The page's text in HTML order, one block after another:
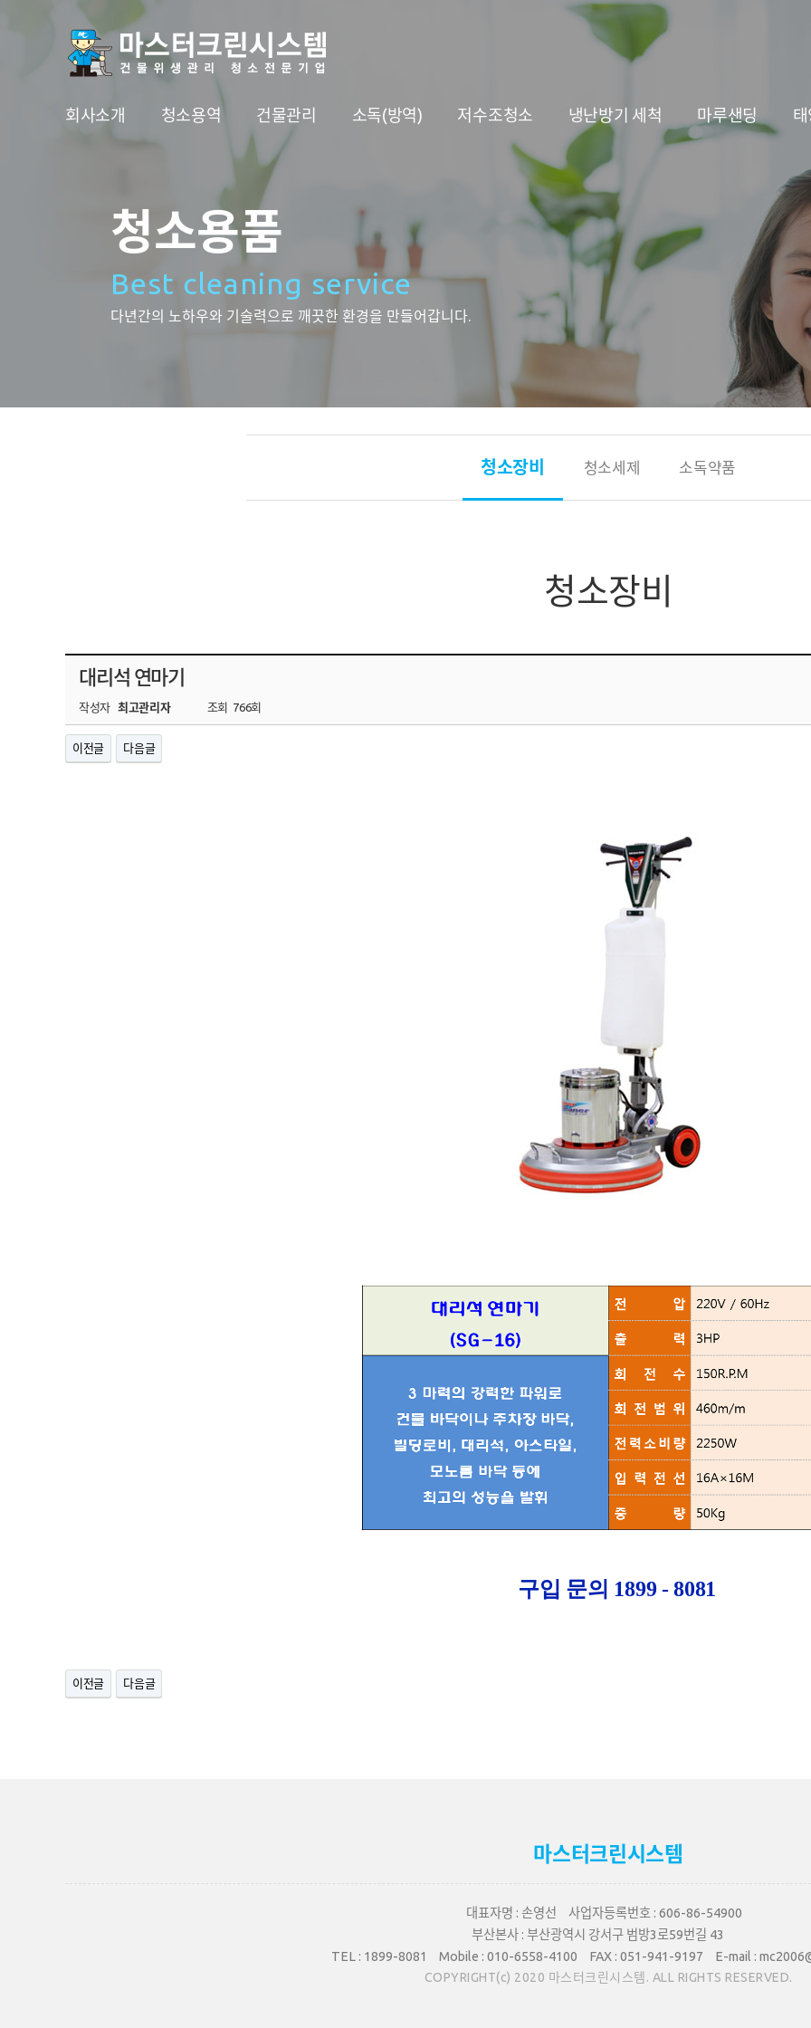
회사소개 청소용역 건물관리 소독(방역) 저수조청소 냉난방기 세척 마루샌딩
청소용품
Best cleaning service
다년간의 노하우와 기술력으로 깨끗한 환경을 만들어갑니다.
청소장비 청소세제 소독약품
청소장비
대리석 연마기
작성자 최고관리자 조회 766회
이전글 다음글
구입 문의 1899 - 8081
이전글 다음글
마스터크린시스템
대표자명 : 손영선 사업자등록번호 : 606-86-54900
부산본사 : 부산광역시 강서구 범방3로59번길 43
TEL : 1899-8081 Mobile : 010-6558-4100 FAX : 051-941-9197 E-mail :
COPYRIGHT(c) 2020 마스터크린시스템. ALL RIGHTS RESERVED.